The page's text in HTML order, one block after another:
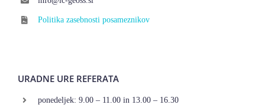
Politika zasebnosti posameznikov
URADNE URE REFERATA
ponedeljek: 9.00 – 11.00 in 13.00 – 16.30